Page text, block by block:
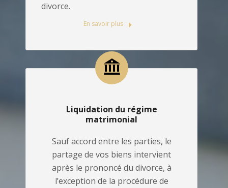
divorce.
En savoir plus
Liquidation du régime
matrimonial
Sauf accord entre les parties, le
partage de vos biens intervient
après le prononcé du divorce, à
l’exception de la procédure de